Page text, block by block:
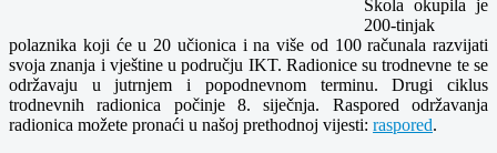
Škola okupila je
200-tinjak
polaznika koji će u 20 učionica i na više od 100 računala razvijati
svoja znanja i vještine u području IKT. Radionice su trodnevne te se
održavaju u jutrnjem i popodnevnom terminu. Drugi ciklus
trodnevnih radionica počinje 8. siječnja. Raspored održavanja
radionica možete pronaći u našoj prethodnoj vijesti: raspored.